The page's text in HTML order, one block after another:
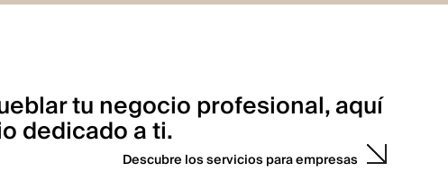
tu negocio profesional, aquí
dedicado a ti.
Descubre los servicios para empresas